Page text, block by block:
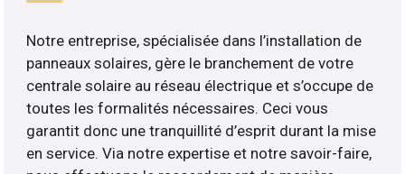
Notre entreprise, spécialisée dans l’installation de
panneaux solaires, gère le branchement de votre
centrale solaire au réseau électrique et s’occupe de
toutes les formalités nécessaires. Ceci vous
garantit donc une tranquillité d’esprit durant la mise
en service. Via notre expertise et notre savoir-faire,